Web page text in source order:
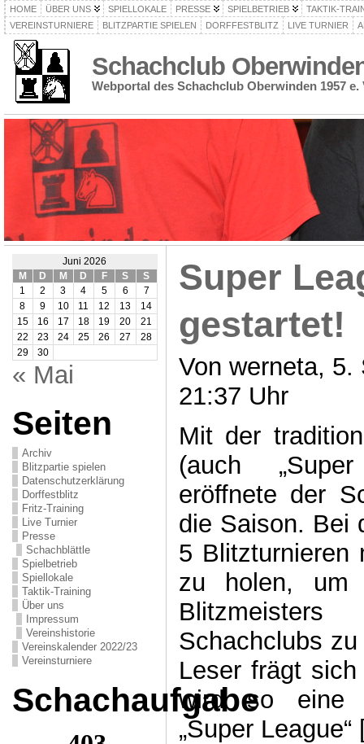
HOME ÜBER UNS SPIELLOKALE PRESSE SPIELBETRIEB
TAKTIK-
VEREINSTURNIERE
BLITZPARTIE SPIELEN DORFFESTBLITZ LIVE TURNIER
Schachclub
Webportal des Schachclub Oberwinden 1957 e.
Juni 2026
M
D M D F S
S
1
2 3 4 5 6
7
8
9 10 11 12 13
14
15
16 17 18 19 20
21
22
23 24 25 26 27
28
29
30
« Mai
Seiten
Archiv
Blitzpartie spielen
Datenschutzerklärung
Dorffestblitz
Fritz-Training
Live Turnier
Presse
Schachblättle
Spielbetrieb
Spiellokale
Taktik-Training
Über uns
Impressum
Vereinshistorie
Vereinskalender 2022/23
Vereinsturniere
Schachaufgabe
Super
gestartet!
Von werneta, 5.
21:37 Uhr
Mit der
(auch
eröffnete der
die Saison. Bei
5 Blitzturnieren
zu holen, um
Schachclubs
Leser frägt
wird so eine
„Super